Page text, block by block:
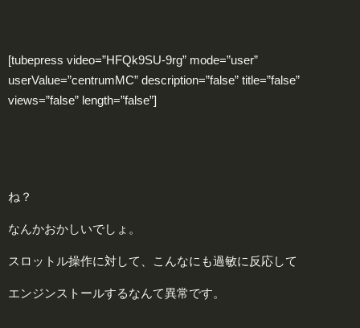
[tubepress video=”HFQk9SU-9rg” mode=”user”
userValue=”centrumMC” description=”false” title=”false”
views=”false” length=”false”]
ね？
なんかおかしいでしょ。
スロットル操作に対して、こんなにも過敏に反応して
エンジンストールするなんて異常です。